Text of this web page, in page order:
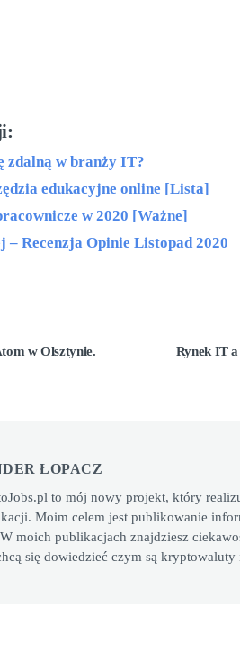
zdalną w branży IT?
edukacyjne online [Lista]
w 2020 [Ważne]
– Recenzja Opinie Listopad 2020
w Olsztynie.
Rynek IT
ŁOPACZ
to mój nowy projekt, który
Moim celem jest publikowanie
moich publikacjach znajdziesz
się dowiedzieć czym są